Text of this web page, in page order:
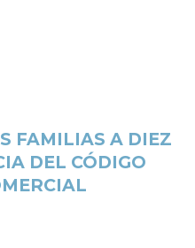
FAMILIAS A DIEZ
DEL CÓDIGO